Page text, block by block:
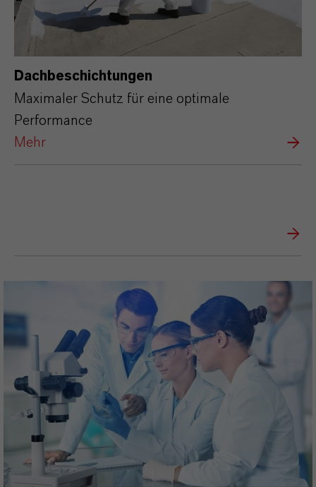
Dachbeschichtungen
Maximaler Schutz für eine optimale
Performance
Mehr